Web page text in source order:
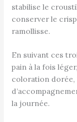
stabilise le
conserver le
ramollisse.
En suivant ces
pain à la fois
coloration dorée,
la journée.